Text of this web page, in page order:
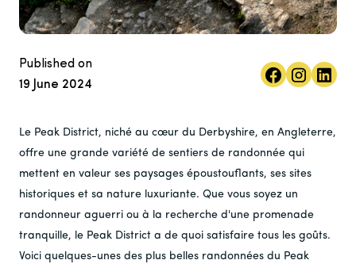
Published on
19 June 2024
Le Peak District, niché au cœur du Derbyshire, en Angleterre,
offre une grande variété de sentiers de randonnée qui
mettent en valeur ses paysages époustouflants, ses sites
historiques et sa nature luxuriante. Que vous soyez un
randonneur aguerri ou à la recherche d'une promenade
tranquille, le Peak District a de quoi satisfaire tous les goûts.
Voici quelques-unes des plus belles randonnées du Peak